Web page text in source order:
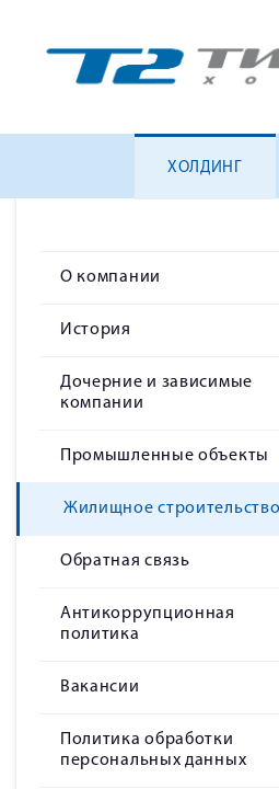
ХОЛДИНГ
О компании
История
Дочерние и зависимые
компании
Промышленные объекты
Жилищное строительство
Обратная связь
Антикоррупционная
политика
Вакансии
Политика обработки
персональных данных